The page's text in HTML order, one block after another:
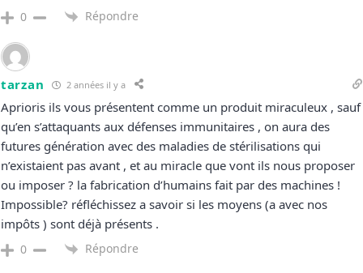
0 Répondre
tarzan 2 années il y a
Aprioris ils vous présentent comme un produit miraculeux , sauf
qu’en s’attaquants aux défenses immunitaires , on aura des
futures génération avec des maladies de stérilisations qui
n’existaient pas avant , et au miracle que vont ils nous proposer
ou imposer ? la fabrication d’humains fait par des machines !
Impossible? réfléchissez a savoir si les moyens (a avec nos
impôts ) sont déjà présents .
0 Répondre